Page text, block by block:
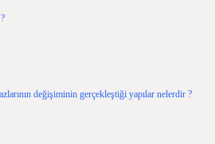
değişiminin gerçekleştiği yapılar nelerdir ?